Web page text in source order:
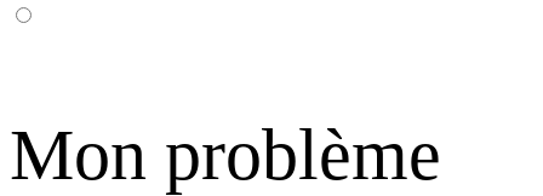
Mon problème